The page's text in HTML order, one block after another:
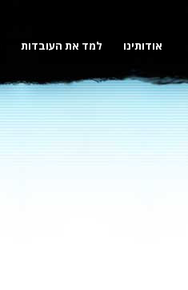
אודותינו למד את העובדות